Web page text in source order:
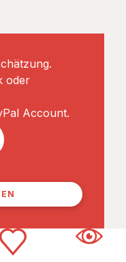
oder
Account.